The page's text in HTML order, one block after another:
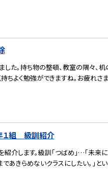
た。持ち物の整頓、教室の隅々、
持ちよく勉強ができますね。お疲れさ
１組 級訓紹介
介します。級訓「つばめ」…「未来
あきらめないクラスにしたい。」と